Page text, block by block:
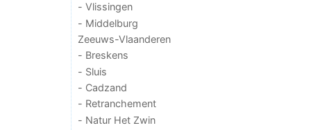
- Vlissingen
- Middelburg
Zeeuws-Vlaanderen
- Breskens
- Sluis
- Cadzand
- Retranchement
- Natur Het Zwin